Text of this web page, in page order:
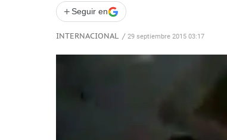
+ Seguir en
INTERNACIONAL / 29 septiembre 2015 03:17